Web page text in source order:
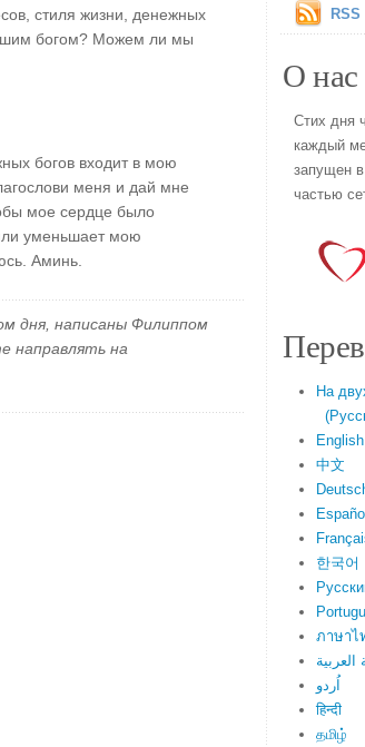
стиля жизни, денежных
богом? Можем ли мы
богов входит в мою
меня и дай мне
мое сердце было
уменьшает мою
Аминь.
дня, написаны Филиппом
направлять на
RSS
О нас
Стих дня
каждый
запущен
частью
На
English
中文
Español
한국어
ภาษาไ
العربية
اُردو
हिन्दी
தமிழ்